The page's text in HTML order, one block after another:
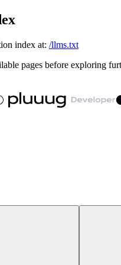
index at: /llms.txt
pages before exploring